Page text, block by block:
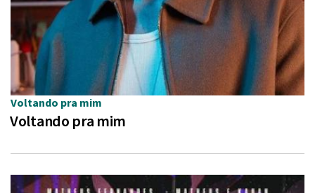
Voltando pra mim
Voltando pra mim